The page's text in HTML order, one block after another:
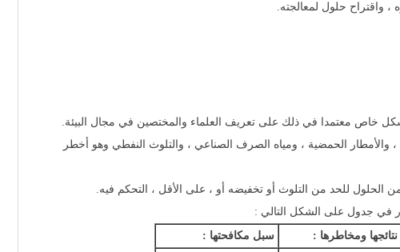
، واقتراح حلول لمعالجته.
خاص معتمدا في ذلك على تعريف العلماء والمختصين في مجال البيئة.
والأمطار الحمضية ، ومياه الصرف الصناعي ، والتلوث النفطي وهو أخطر
الحلول للحد من التلوث أو تخفيضه أو ، على الأقل ، التحكم فيه.
في جدول على الشكل التالي :
نتائجها ومخاطرها : سبل مكافحتها :